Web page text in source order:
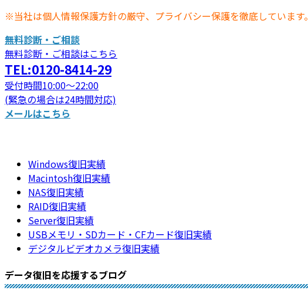
※当社は個人情報保護方針の厳守、プライバシー保護を徹底しています。
無料診断・ご相談
無料診断・ご相談はこちら
TEL:0120-8414-29
受付時間10:00～22:00
(緊急の場合は24時間対応)
メールはこちら
Windows復旧実績
Macintosh復旧実績
NAS復旧実績
RAID復旧実績
Server復旧実績
USBメモリ・SDカード・CFカード復旧実績
デジタルビデオカメラ復旧実績
データ復旧を応援するブログ